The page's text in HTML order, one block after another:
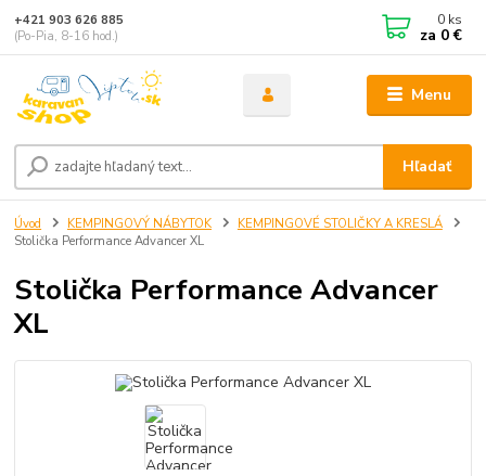
Menu
Hľadať
+421 903 626 885
(Po-Pia, 8-16 hod.)
0 ks
za 0 €
Úvod KEMPINGOVÝ NÁBYTOK
KEMPINGOVÉ STOLIČKY A KRESLÁ
Stolička Performance Advancer XL
Stolička Performance Advancer
XL